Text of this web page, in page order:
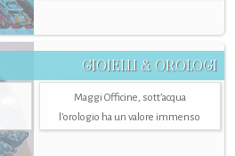
GIOIELLI & OROLOGI
Maggi Officine, sott’acqua
l'orologio ha un valore immenso